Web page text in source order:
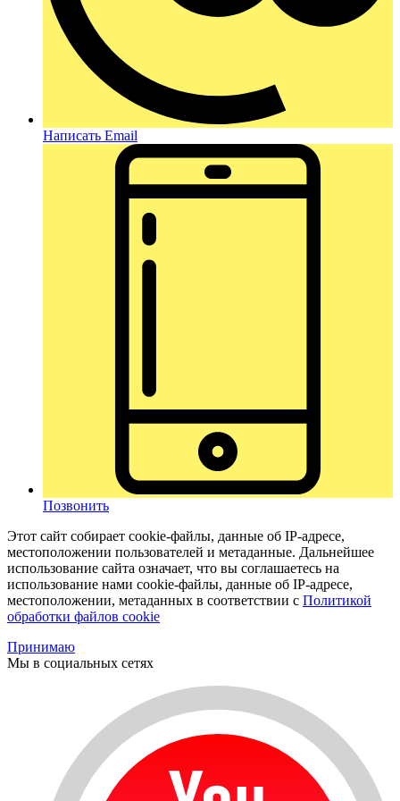
Написать Email
Позвонить
Этот сайт собирает cookie-файлы, данные об IP-адресе,
местоположении пользователей и метаданные. Дальнейшее
использование сайта означает, что вы соглашаетесь на
использование нами cookie-файлы, данные об IP-адресе,
местоположении, метаданных в соответствии с Политикой
обработки файлов cookie
Принимаю
Мы в социальных сетях